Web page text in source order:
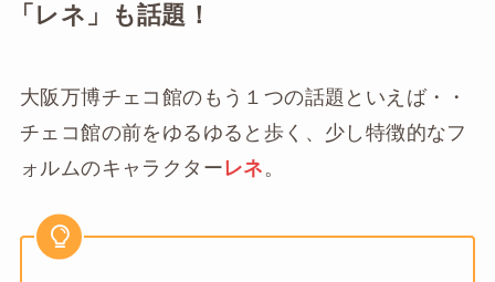
「レネ」も話題！
大阪万博チェコ館のもう１つの話題といえば・・
チェコ館の前をゆるゆると歩く、少し特徴的なフ
ォルムのキャラクターレネ 。